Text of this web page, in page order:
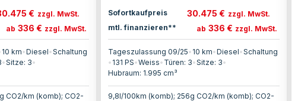
€ zzgl. MwSt.
ab 336 € zzgl. MwSt.
10 km•Diesel•Schaltung
•Sitze: 3•
CO2/km (komb); CO2-
Sofortkaufpreis 30.475 € zzgl. MwSt.
mtl. finanzieren**
ab 336 € zzgl. MwSt.
Tageszulassung 09/25• 10 km•Diesel•Schaltung
• 131 PS•Weiss• Türen: 3•Sitze: 3•
Hubraum: 1.995 cm³
9,8l/100km (komb); 256g CO2/km (komb); CO2-